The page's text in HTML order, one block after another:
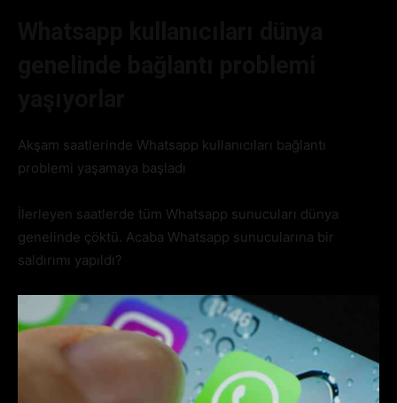
Akşam saatlerinde Whatsapp kullanıcıları bağlantı
problemi yaşamaya başladı
İlerleyen saatlerde tüm Whatsapp sunucuları dünya
genelinde çöktü. Acaba Whatsapp sunucularına bir
saldırımı yapıldı?